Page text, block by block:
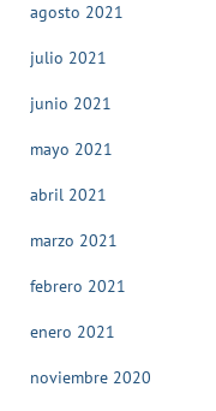
agosto 2021
julio 2021
junio 2021
mayo 2021
abril 2021
marzo 2021
febrero 2021
enero 2021
noviembre 2020